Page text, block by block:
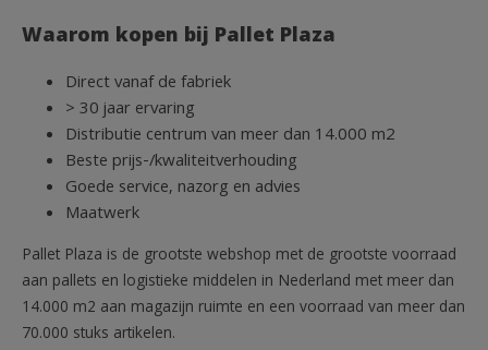
Waarom kopen bij Pallet Plaza
Direct vanaf de fabriek
> 30 jaar ervaring
Distributie centrum van meer dan 14.000 m2
Beste prijs-/kwaliteitverhouding
Goede service, nazorg en advies
Maatwerk
Pallet Plaza is de grootste webshop met de grootste voorraad
aan pallets en logistieke middelen in Nederland met meer dan
14.000 m2 aan magazijn ruimte en een voorraad van meer dan
70.000 stuks artikelen.